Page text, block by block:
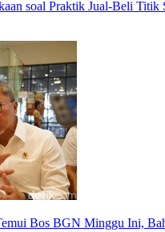
soal Praktik Jual-Beli Titik
Bos BGN Minggu Ini,